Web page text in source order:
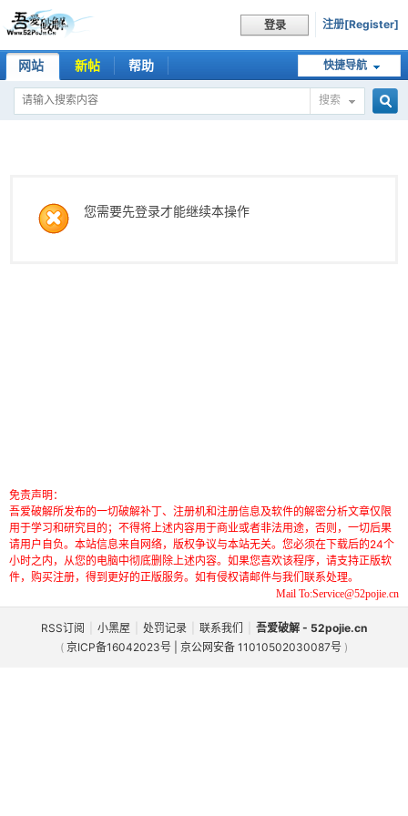
登录 注册[Register]
快捷导航
网站 新帖 帮助
搜索
您需要先登录才能继续本操作
免责声明：
吾爱破解所发布的一切破解补丁、注册机和注册信息及软件的解密分析文章仅限
用于学习和研究目的；不得将上述内容用于商业或者非法用途，否则，一切后果
请用户自负。本站信息来自网络，版权争议与本站无关。您必须在下载后的24个
小时之内，从您的电脑中彻底删除上述内容。如果您喜欢该程序，请支持正版软
件，购买注册，得到更好的正版服务。如有侵权请邮件与我们联系处理。
Mail To:Service@52pojie.cn
RSS订阅 小黑屋 处罚记录 联系我们
吾爱破解 - 52pojie.cn
( 京ICP备16042023号 | 京公网安备 11010502030087号 )